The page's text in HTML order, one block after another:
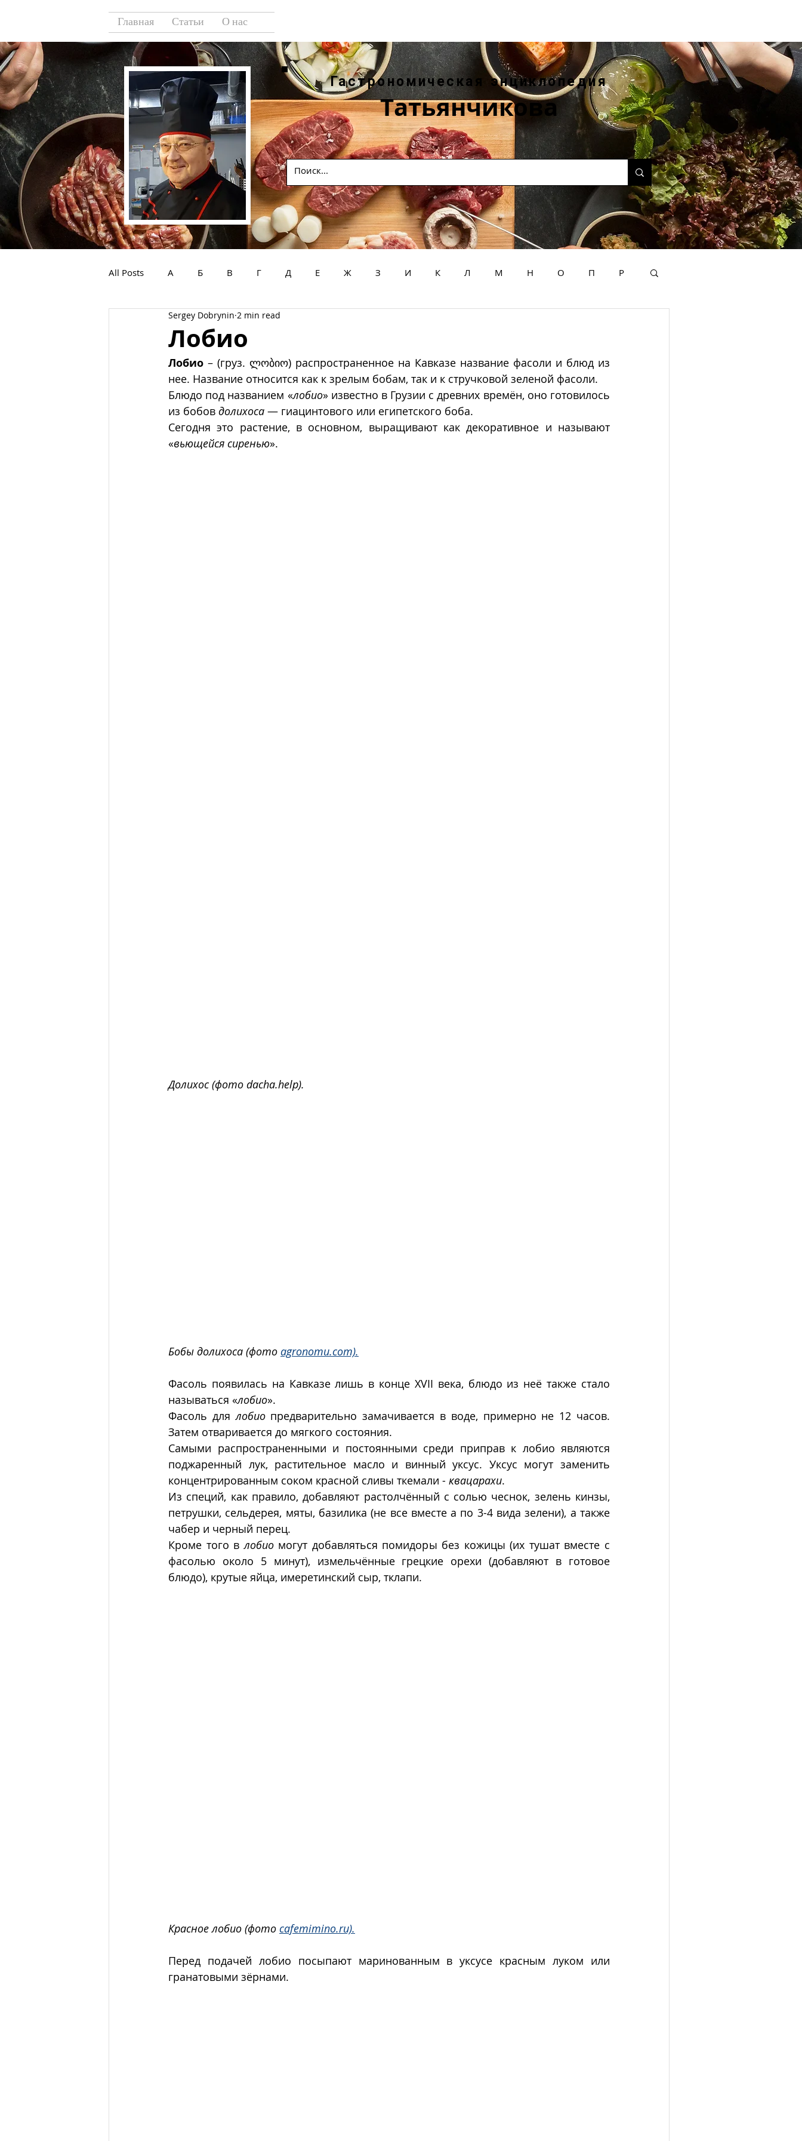
Главная Статьи О нас
Гастрономическая энциклопедия
Татьянчикова
All Posts А Б В Г Д Е Ж З И К Л М Н О П Р
У Ф Х
Лобио
Sergey Dobrynin 2 min read
Лобио – (груз. ლობიო) распространенное на Кавказе название фасоли и блюд из
нее. Название относится как к зрелым бобам, так и к стручковой зеленой фасоли.
Блюдо под названием «лобио» известно в Грузии с древних времён, оно готовилось
из бобов долихоса — гиацинтового или египетского боба.
Сегодня это растение, в основном, выращивают как декоративное и называют
«вьющейся сиренью».
Долихос (фото dacha.help).
Бобы долихоса (фото agronomu.com).
Фасоль появилась на Кавказе лишь в конце XVII века, блюдо из неё также стало
называться «лобио».
Фасоль для лобио предварительно замачивается в воде, примерно не 12 часов.
Затем отваривается до мягкого состояния.
Самыми распространенными и постоянными среди приправ к лобио являются
поджаренный лук, растительное масло и винный уксус. Уксус могут заменить
концентрированным соком красной сливы ткемали - квацарахи.
Из специй, как правило, добавляют растолчённый с солью чеснок, зелень кинзы,
петрушки, сельдерея, мяты, базилика (не все вместе а по 3-4 вида зелени), а также
чабер и черный перец.
Кроме того в лобио могут добавляться помидоры без кожицы (их тушат вместе с
фасолью около 5 минут), измельчённые грецкие орехи (добавляют в готовое
блюдо), крутые яйца, имеретинский сыр, тклапи.
Красное лобио (фото cafemimino.ru).
Перед подачей лобио посыпают маринованным в уксусе красным луком или
гранатовыми зёрнами.